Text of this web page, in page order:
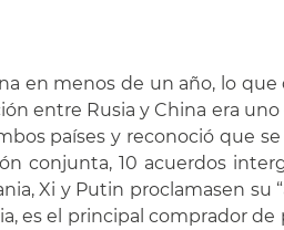
en menos de un año, lo
entre Rusia y China era
países y reconoció que
conjunta, 10 acuerdos
Xi y Putin proclamasen
es el principal comprador